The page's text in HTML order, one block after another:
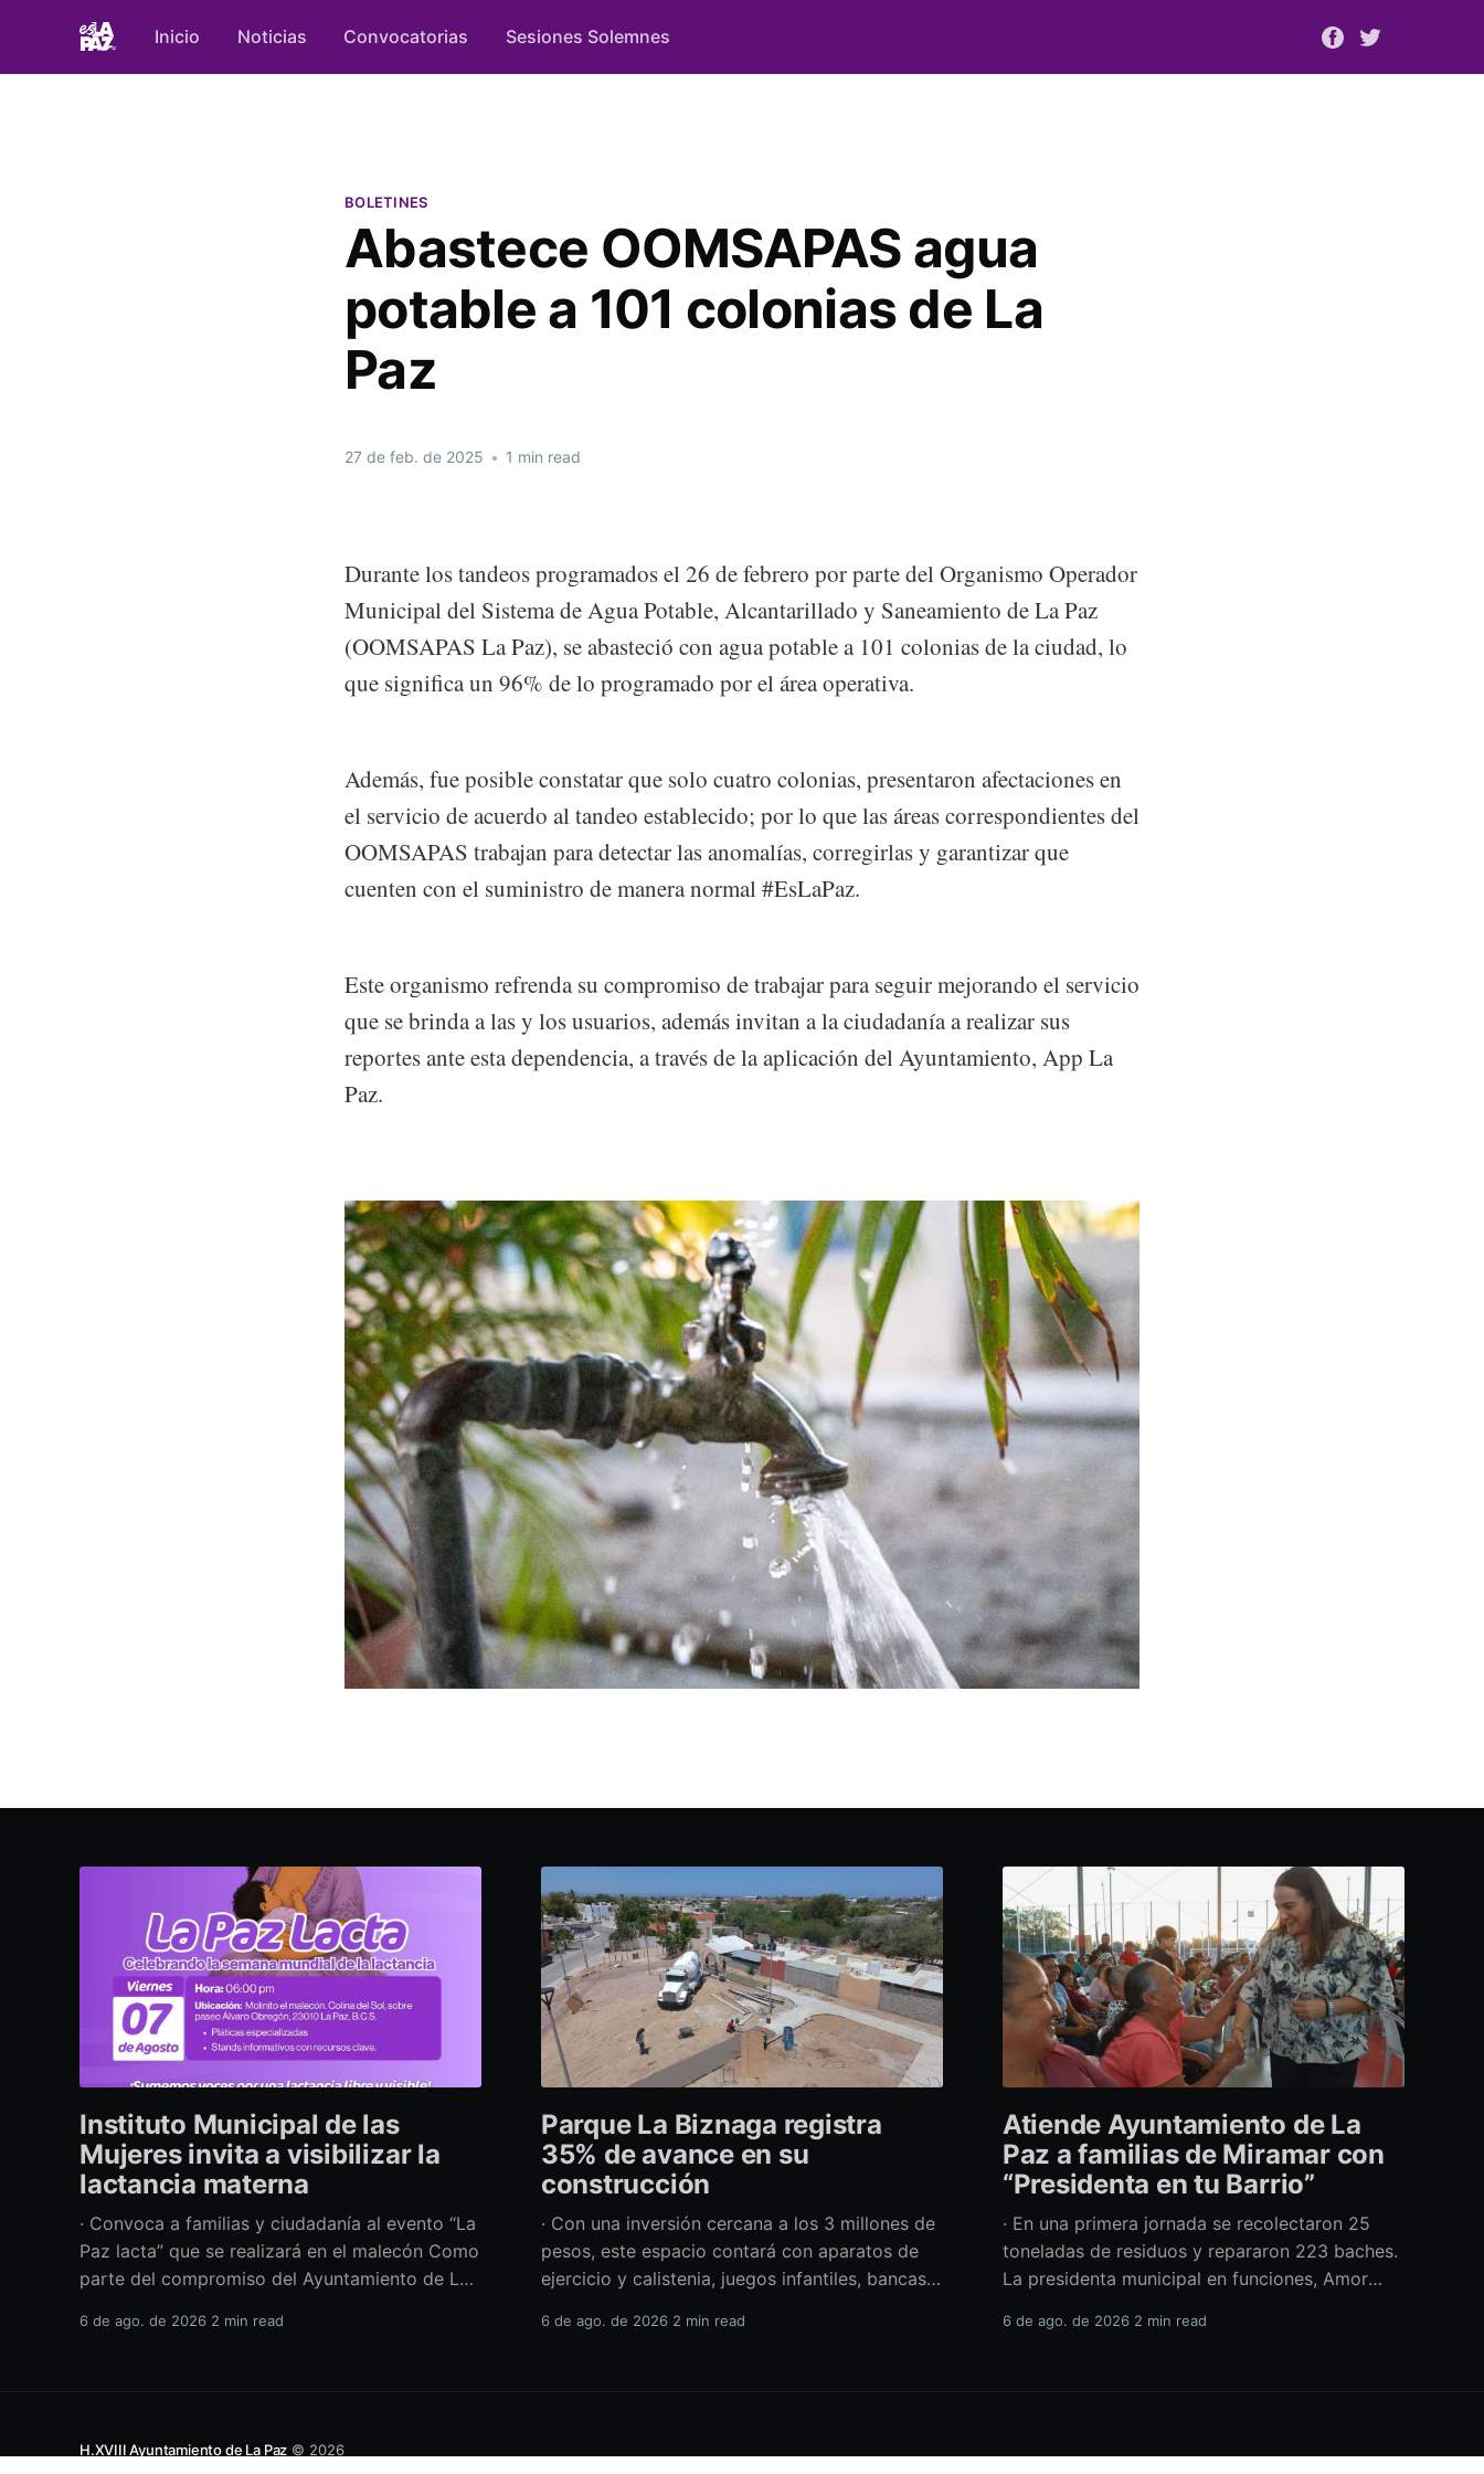
Inicio Noticias Convocatorias Sesiones Solemnes
BOLETINES
Abastece OOMSAPAS agua
potable a 101 colonias de La
Paz
27 de feb. de 2025 • 1 min read
Durante los tandeos programados el 26 de febrero por parte del Organismo Operador
Municipal del Sistema de Agua Potable, Alcantarillado y Saneamiento de La Paz
(OOMSAPAS La Paz), se abasteció con agua potable a 101 colonias de la ciudad, lo
que significa un 96% de lo programado por el área operativa.
Además, fue posible constatar que solo cuatro colonias, presentaron afectaciones en
el servicio de acuerdo al tandeo establecido; por lo que las áreas correspondientes del
OOMSAPAS trabajan para detectar las anomalías, corregirlas y garantizar que
cuenten con el suministro de manera normal #EsLaPaz.
Este organismo refrenda su compromiso de trabajar para seguir mejorando el servicio
que se brinda a las y los usuarios, además invitan a la ciudadanía a realizar sus
reportes ante esta dependencia, a través de la aplicación del Ayuntamiento, App La
Paz.
Instituto Municipal de las
Mujeres invita a visibilizar la
lactancia materna
· Convoca a familias y ciudadanía al evento “La
Paz lacta” que se realizará en el malecón Como
parte del compromiso del Ayuntamiento de La
promuevan el bienestar, la salud y los derechos
incluyentes, el Instituto Municipal
6 de ago. de 2026 2 min read
Parque La Biznaga registra
35% de avance en su
construcción
· Con una inversión cercana a los 3 millones de
pesos, este espacio contará con aparatos de
ejercicio y calistenia, juegos infantiles, bancas,
alcaldesa de La Paz en funciones, Amor Fenech
construcción del parque La Biznaga ubicado
6 de ago. de 2026 2 min read
Atiende Ayuntamiento de La
Paz a familias de Miramar con
“Presidenta en tu Barrio”
· En una primera jornada se recolectaron 25
toneladas de residuos y repararon 223 baches.
La presidenta municipal en funciones, Amor
programa “Presidenta en tu Barrio” en la
Paz brindó más de 600 servicios sociales y
6 de ago. de 2026 2 min read
H.XVIII Ayuntamiento de La Paz © 2026